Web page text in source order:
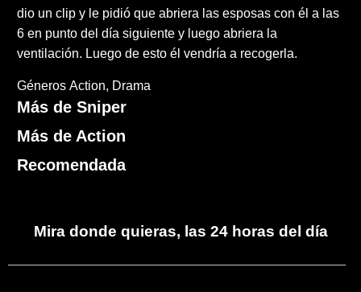
dio un clip y le pidió que abriera las esposas con él a las
6 en punto del día siguiente y luego abriera la
ventilación. Luego de esto él vendría a recogerla.
Géneros Action Drama
Más de Sniper
Más de Action
Recomendada
Mira donde quieras, las 24 horas del día